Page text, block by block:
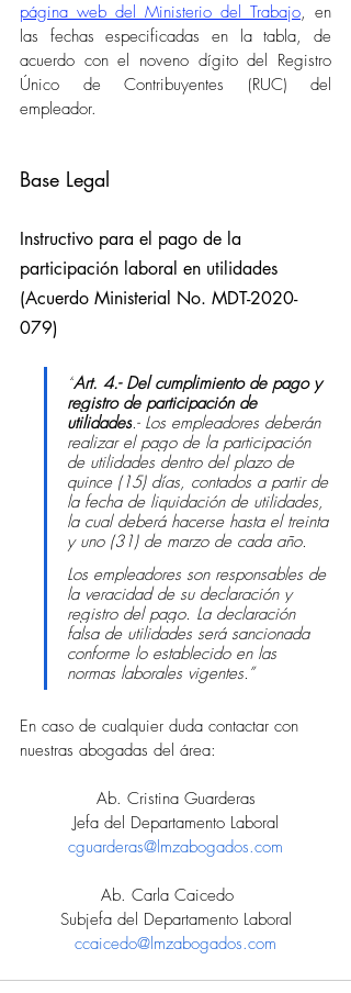
página web del Ministerio del Trabajo, en
las fechas especificadas en la tabla, de
acuerdo con el noveno dígito del Registro
Único de Contribuyentes (RUC) del
empleador.
Base Legal
Instructivo para el pago de la
participación laboral en utilidades
(Acuerdo Ministerial No. MDT-2020-
079)
“Art. 4.- Del cumplimiento de pago y
registro de participación de
utilidades.- Los empleadores deberán
realizar el pago de la participación
de utilidades dentro del plazo de
quince (15) días, contados a partir de
la fecha de liquidación de utilidades,
la cual deberá hacerse hasta el treinta
y uno (31) de marzo de cada año.
Los empleadores son responsables de
la veracidad de su declaración y
registro del pago. La declaración
falsa de utilidades será sancionada
conforme lo establecido en las
normas laborales vigentes.”
En caso de cualquier duda contactar con
nuestras abogadas del área:
Ab. Cristina Guarderas
Jefa del Departamento Laboral
cguarderas@lmzabogados.com
Ab. Carla Caicedo
Subjefa del Departamento Laboral
ccaicedo@lmzabogados.com